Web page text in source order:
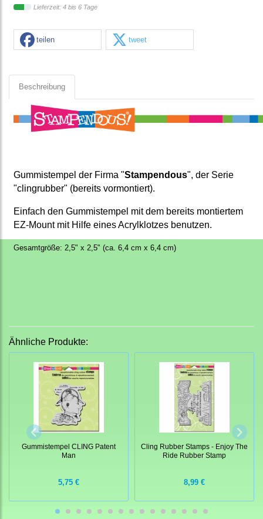
Lieferzeit: 4 bis 6 Tage
teilen tweet
Beschreibung
Gummistempel der Firma "Stampendous", der Serie
"clingrubber" (bereits vormontiert).
Einfach den Gummistempel mit dem bereits montiertem
EZ-Mount mit Hilfe eines Acrylklotzes benutzen.
Gesamtgröße: 2,5" x 2,5" (ca. 6,4 cm x 6,4 cm)
Ähnliche Produkte:
Gummistempel CLING Patent
Man
5,75 €
Cling Rubber Stamps - Enjoy The
Ride Rubber Stamp
8,99 €